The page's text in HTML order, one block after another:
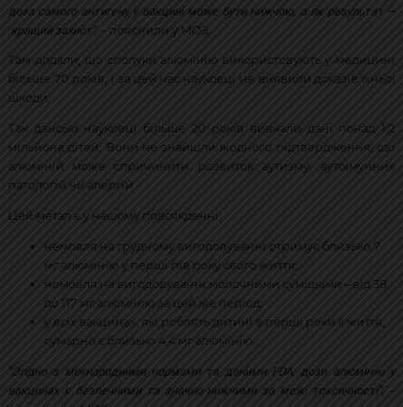
доза самого антигену у вакцині може бути нижчою, а як результат
–
кращий захист", – пояснили у МОЗ.
Там додали, що сполуки алюмінію використовують у медицині
більше 70 років, і за цей час науковці не виявили доказів їхньої
шкоди.
Так данські науковці більше 20 років вивчали дані понад 1,2
мільйона дітей. Вони не знайшли жодного підтвердження, що
алюміній може спричинити розвиток аутизму, аутоімунних
патологій чи алергій.
Цей метал є у нашому повсякденні:
немовля на грудному вигодовуванні отримує близько 7
мг алюмінію у перші пів року свого життя;
немовля на вигодовуванні молочними сумішами – від 38
до 117 мг алюмінію за цей же період;
у всіх вакцинах, які роблять дитині в перші роки її життя,
сумарно є близько 4,4 мг алюмінію.
"Згідно з міжнародними нормами та даними FDA, дози алюмінію у
вакцинах є безпечними та значно нижчими за межі токсичності", –